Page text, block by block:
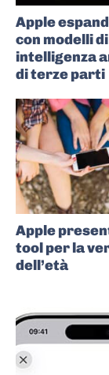
Apple
con modelli di
intelligenza
di terze parti
Apple
tool per la
dell’età